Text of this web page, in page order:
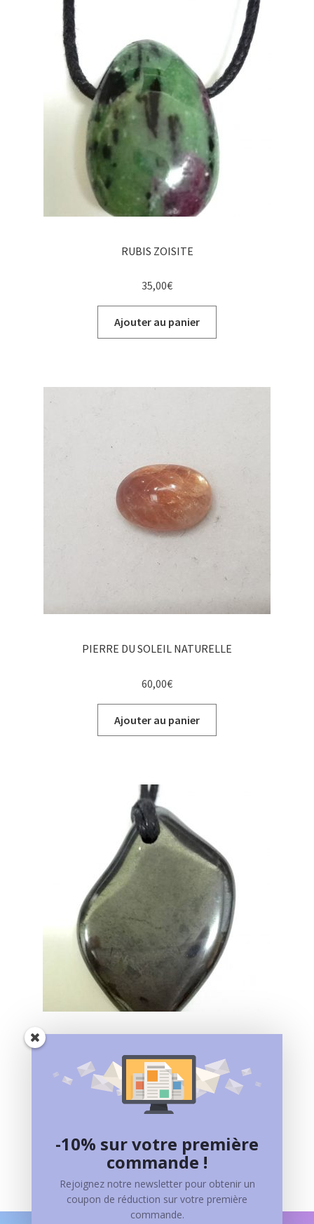
RUBIS ZOISITE
35,00€
Ajouter au panier
PIERRE DU SOLEIL NATURELLE
60,00€
Ajouter au panier
25,00€
Ajouter au panier
-10% sur votre première
commande !
Rejoignez notre newsletter pour obtenir un
coupon de réduction sur votre première
commande.